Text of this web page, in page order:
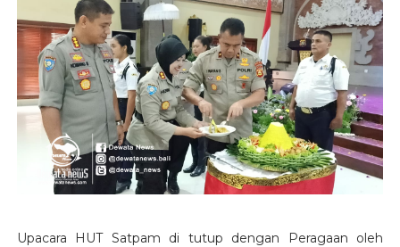
Upacara HUT Satpam di tutup dengan Peragaan oleh